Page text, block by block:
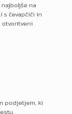
na
s čevapčiči in
otvoritveni
podjetjem, ki